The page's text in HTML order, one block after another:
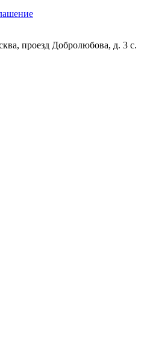
проезд Добролюбова, д. 3 с.